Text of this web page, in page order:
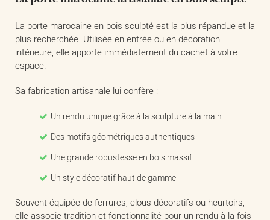
La porte marocaine en bois sculpté est la plus répandue et la
plus recherchée. Utilisée en entrée ou en décoration
intérieure, elle apporte immédiatement du cachet à votre
espace.
Sa fabrication artisanale lui confère :
Un rendu unique grâce à la sculpture à la main
Des motifs géométriques authentiques
Une grande robustesse en bois massif
Un style décoratif haut de gamme
Souvent équipée de ferrures, clous décoratifs ou heurtoirs,
elle associe tradition et fonctionnalité pour un rendu à la fois